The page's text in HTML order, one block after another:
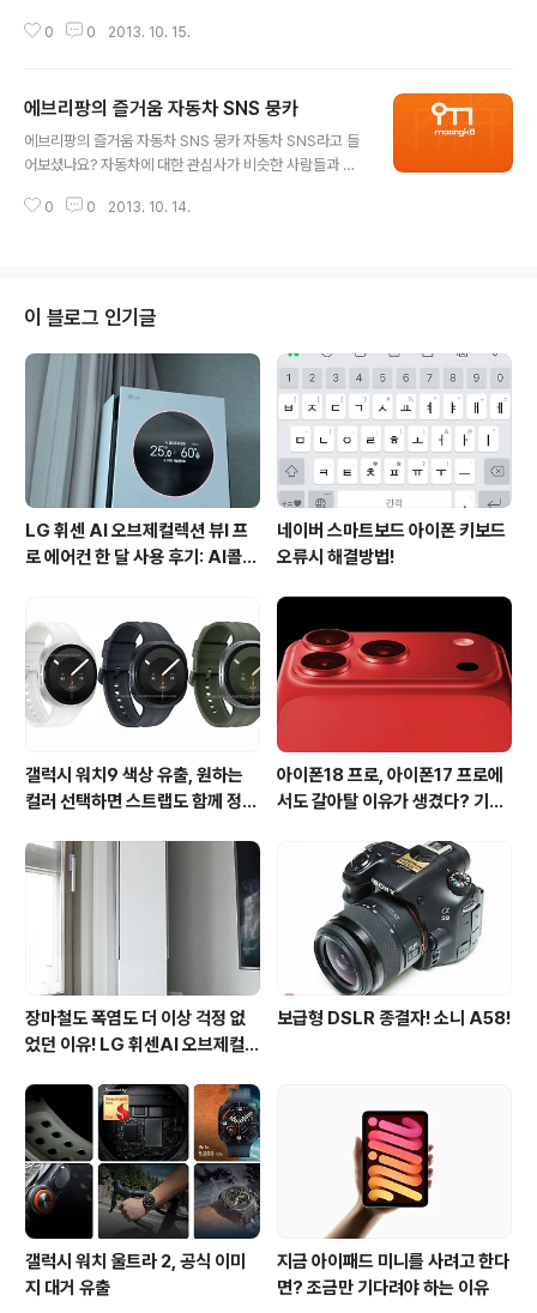
표현할 수 있을 것 같습니다. 카카오톡게임으로 런칭된지
10월10일 카카오톡게임으로 런칭 되었습니다. 한 붓 그리
기 방식으로 블록을 터트리는 포코팡의 재미. 앱스토어를
통해 무료 다운로드와 설치 후 만나볼 수 있습니다. 카카오
깔 블록을 3개이상 연결해서 팡팡 터트리면 상단에 보이는
0 0 2013. 10. 15.
에브리팡의 즐거움 자동차 SNS 뭉카
에브리팡의 즐거움 자동차 SNS 뭉카 자동차 SNS라고 들
어보셨나요? 자동차에 대한 관심사가 비슷한 사람들과 함
자동차가 있지 않아도 관심만 있다면 자유롭게 이용이 가
는 안드로이드 앱스토어를 이용해 무료다운로드와 설치가
가능합니다. 아이폰을 사용하는 분들도 IOS스토어에서 자
유롭게 다운로드 받을 실 수 있답니다. (아이폰앱http://bi
t.ly/1bAcjeB ,안드로이드http://bit.ly/17Obyci) 자동차
SNS 뭉카를 다운로드 받은 다음 이용을 하기 위해선 회원
가..
0 0 2013. 10. 14.
이 블로그 인기글
LG 휘센 AI 오브제컬렉션 뷰I 프
로 에어컨 한 달 사용 후기: AI콜드
네이버 스마트보드 아이폰 키보드
오류시 해결방법!
갤럭시 워치9 색상 유출, 원하는
컬러 선택하면 스트랩도 함께 정해
아이폰18 프로, 아이폰17 프로에
서도 갈아탈 이유가 생겼다? 기대
장마철도 폭염도 더 이상 걱정 없
었던 이유! LG 휘센AI 오브제컬렉
사용 후기
보급형 DSLR 종결자! 소니 A58!
갤럭시 워치 울트라 2, 공식 이미
지 대거 유출
지금 아이패드 미니를 사려고 한다
면? 조금만 기다려야 하는 이유